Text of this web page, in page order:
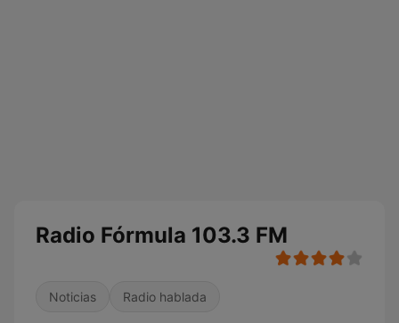
Radio Fórmula 103.3 FM
Noticias Radio hablada